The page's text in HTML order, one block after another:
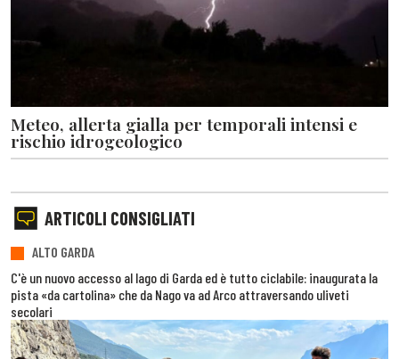
Meteo, allerta gialla per temporali intensi e
rischio idrogeologico
ARTICOLI CONSIGLIATI
ALTO GARDA
C'è un nuovo accesso al lago di Garda ed è tutto ciclabile: inaugurata la
pista «da cartolina» che da Nago va ad Arco attraversando uliveti
secolari